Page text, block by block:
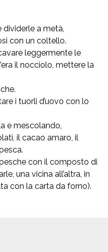
dividerle a metà,
con un coltello.
leggermente le
il nocciolo, mettere la
i tuorli d’uovo con lo
e mescolando,
il cacao amaro, il
con il composto di
una vicina all’altra, in
con la carta da forno).